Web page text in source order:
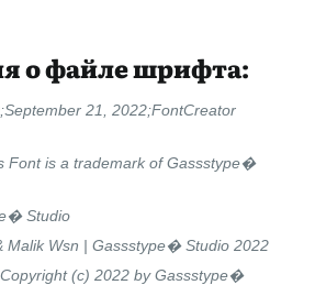
о файле шрифта:
21, 2022;FontCreator
Font is a trademark of Gassstype�
Studio
Malik Wsn | Gassstype� Studio 2022
Copyright (c) 2022 by Gassstype�